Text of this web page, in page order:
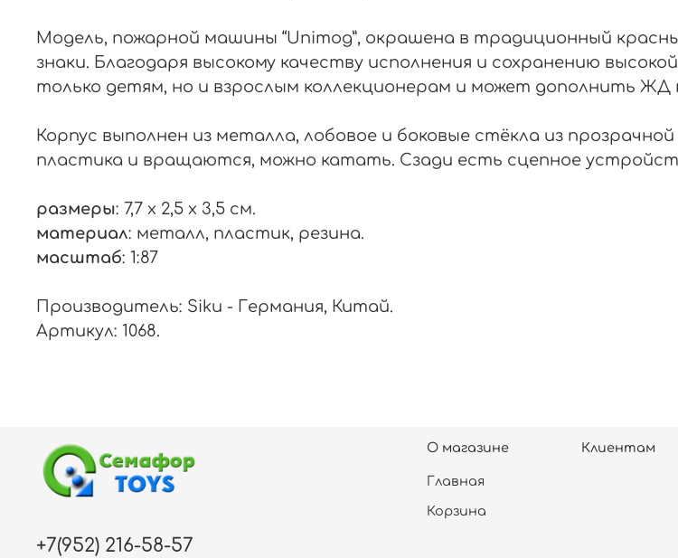
Модель, пожарной машины “Unimog”, окрашена в традиционный
знаки. Благодаря высокому качеству исполнения и сохранению
только детям, но и взрослым коллекционерам и может дополнить
Корпус выполнен из металла, лобовое и боковые стёкла из
пластика и вращаются, можно катать. Сзади есть сцепное
размеры: 7,7 x 2,5 x 3,5 см.
материал: металл, пластик, резина.
масштаб: 1:87
Производитель: Siku - Германия, Китай.
Артикул: 1068.
О магазине
Главная
Корзина
Клиентам
+7(952) 216-58-57